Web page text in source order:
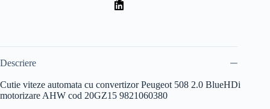
Descriere
Cutie viteze automata cu convertizor Peugeot 508 2.0 BlueHDi
motorizare AHW cod 20GZ15 9821060380